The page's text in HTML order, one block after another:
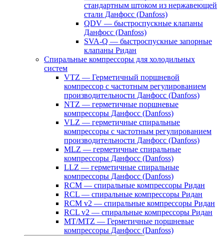
стандартным штоком из нержавеющей
стали Данфосс (Danfoss)
QDV — быстроспускные клапаны
Данфосс (Danfoss)
SVA-Q — быстроспускные запорные
клапаны Ридан
Спиральные компрессоры для холодильных
систем
VTZ — Герметичный поршневой
компрессор с частотным регулированием
производительности Данфосс (Danfoss)
NTZ — герметичные поршневые
компрессоры Данфосс (Danfoss)
VLZ — герметичные спиральные
компрессоры с частотным регулированием
производительности Данфосс (Danfoss)
MLZ — герметичные спиральные
компрессоры Данфосс (Danfoss)
LLZ — герметичные спиральные
компрессоры Данфосс (Danfoss)
RCM — спиральные компрессоры Ридан
RCL — спиральные компрессоры Ридан
RCM v2 — спиральные компрессоры Ридан
RCL v2 — спиральные компрессоры Ридан
MT/MTZ — Герметичные поршневые
компрессоры Данфосс (Danfoss)